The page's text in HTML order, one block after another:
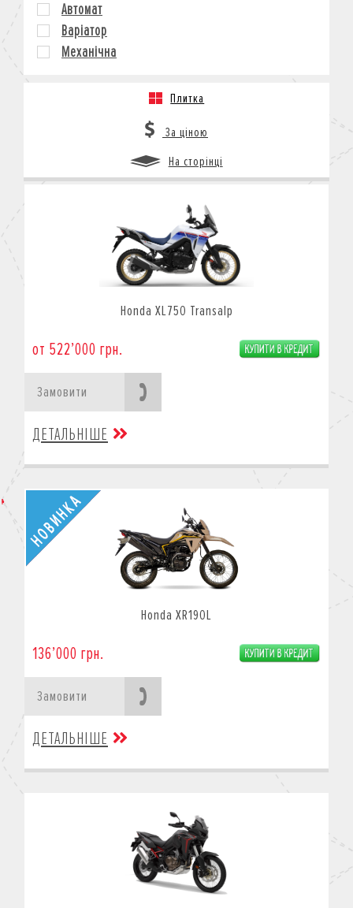
Автомат
Варіатор
Механічна
Плитка
За ціною
На сторінці
Honda XL750 Transalp
от 522’000 грн.
Замовити
ДЕТАЛЬНІШЕ
Honda XR190L
136’000 грн.
Замовити
ДЕТАЛЬНІШЕ